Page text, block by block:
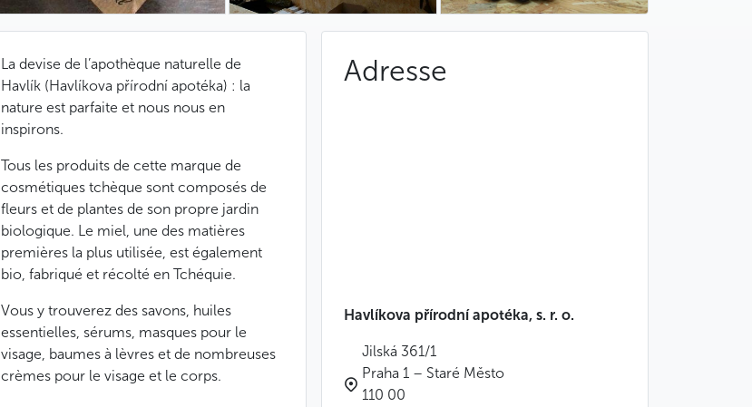
La devise de l’apothèque naturelle de
Havlík (Havlíkova přírodní apotéka) : la
nature est parfaite et nous nous en
inspirons.
Tous les produits de cette marque de
cosmétiques tchèque sont composés de
fleurs et de plantes de son propre jardin
biologique. Le miel, une des matières
premières la plus utilisée, est également
bio, fabriqué et récolté en Tchéquie.
Vous y trouverez des savons, huiles
essentielles, sérums, masques pour le
visage, baumes à lèvres et de nombreuses
crèmes pour le visage et le corps.
Adresse
Havlíkova přírodní apotéka, s. r. o.
Jilská 361/1
Praha 1 – Staré Město
110 00